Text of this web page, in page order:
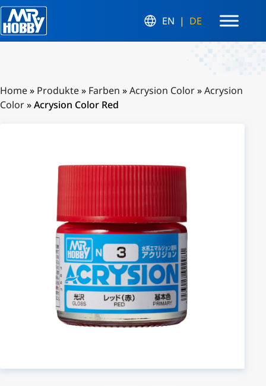
EN DE
Home» Produkte» Farben »Acrysion Color»Acrysion
Color»Acrysion Color Red